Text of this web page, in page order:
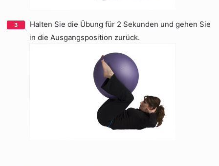
Halten Sie die Übung für 2 Sekunden und gehen Sie
in die Ausgangsposition zurück.